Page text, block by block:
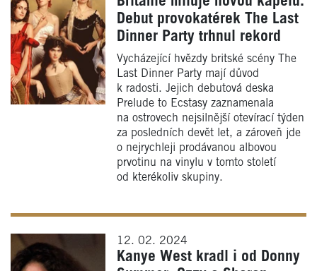
Debut provokatérek The Last
Dinner Party trhnul rekord
Vycházející hvězdy britské scény The
Last Dinner Party mají důvod
k radosti. Jejich debutová deska
Prelude to Ecstasy zaznamenala
na ostrovech nejsilnější otevírací týden
za posledních devět let, a zároveň jde
o nejrychleji prodávanou albovou
prvotinu na vinylu v tomto století
od kterékoliv skupiny.
12. 02. 2024
Kanye West kradl i od Donny